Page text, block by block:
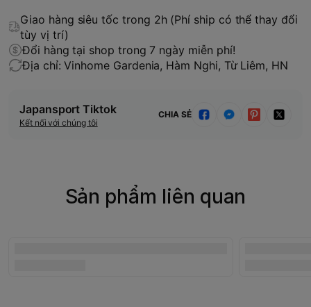
Giao hàng siêu tốc trong 2h (Phí ship có thể thay đổi
tùy vị trí)
Đổi hàng tại shop trong 7 ngày miễn phí!
Địa chỉ: Vinhome Gardenia, Hàm Nghi, Từ Liêm, HN
Japansport Tiktok
Kết nối với chúng tôi
CHIA SẺ
Sản phẩm liên quan